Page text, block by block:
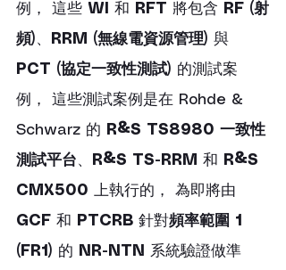
例， 這些 WI 和 RFT 將包含 RF (射
頻)、 RRM (無線電資源管理) 與
PCT (協定一致性測試) 的測試案
例， 這些測試案例是在 Rohde &
Schwarz 的 R&S TS8980 一致性
測試平台、 R&S TS-RRM 和 R&S
CMX500 上執行的， 為即將由
GCF 和 PTCRB 針對頻率範圍 1
(FR1) 的 NR-NTN 系統驗證做準